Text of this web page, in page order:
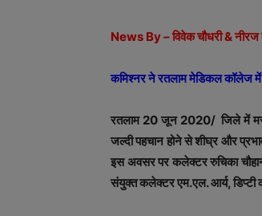
News By – विवेक चौधरी & नीरज
कमिश्नर ने रतलाम मेडिकल कॉलेज
रतलाम 20 जून 2020/ जिले में मरीज
जल्दी पहचान होने से शीघ्र और
इस अवसर पर कलेक्टर रुचिका
संयुक्त कलेक्टर एम.एल. आर्य, डिप्टी